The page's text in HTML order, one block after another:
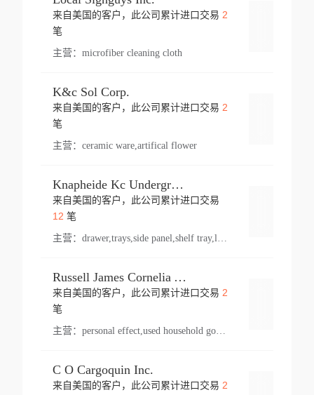
来自美国的客户，此公司累计进口交易 2
笔
主营： microfiber cleaning cloth
K&c Sol Corp.
来自美国的客户，此公司累计进口交易 2
笔
主营： ceramic ware,artifical flower
Knapheide Kc Underground
来自美国的客户，此公司累计进口交易
12 笔
主营：
Russell James Cornelia Arlington Va
来自美国的客户，此公司累计进口交易 2
笔
主营： personal effect,used household goods
C O Cargoquin Inc.
来自美国的客户，此公司累计进口交易 2